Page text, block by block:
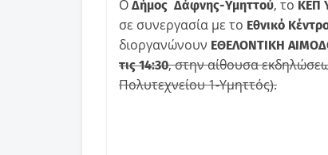
Ο Δήμος Δάφνης-Υμηττού, το ΚΕΠ
σε συνεργασία με το Εθνικό
διοργανώνουν ΕΘΕΛΟΝΤΙΚΗ
τις 14:30, στην αίθουσα
Πολυτεχνείου 1-Υμηττός).